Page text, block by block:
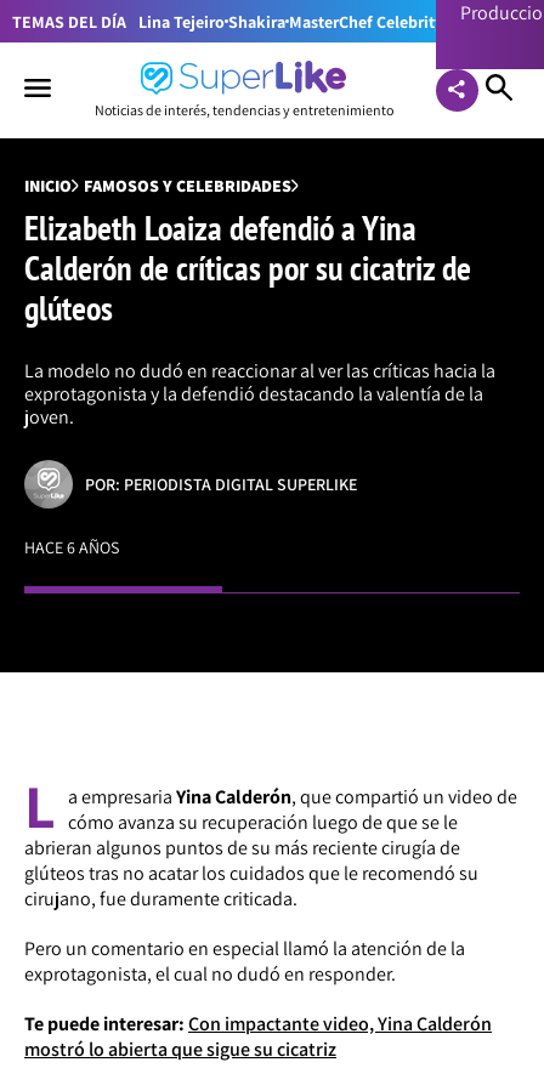
TEMAS DEL DÍA Lina TejeiroShakira MasterChef Celebrity Colombia
Noticias de interés, tendencias y entretenimiento
INICIO FAMOSOS Y CELEBRIDADES
Elizabeth Loaiza defendió a Yina
Calderón de críticas por su cicatriz de
glúteos
La modelo no dudó en reaccionar al ver las críticas hacia la
exprotagonista y la defendió destacando la valentía de la
joven.
POR: PERIODISTA DIGITAL SUPERLIKE
HACE 6 AÑOS
L a empresariaYina Calderón, que compartió un video de
cómo avanza su recuperación luego de que se le
abrieran algunos puntos de su más reciente cirugía de
glúteos tras no acatar los cuidados que le recomendó su
cirujano, fue duramente criticada.
Pero un comentario en especial llamó la atención de la
exprotagonista, el cual no dudó en responder.
Te puede interesar:Con impactante video, Yina Calderón
mostró lo abierta que sigue su cicatriz